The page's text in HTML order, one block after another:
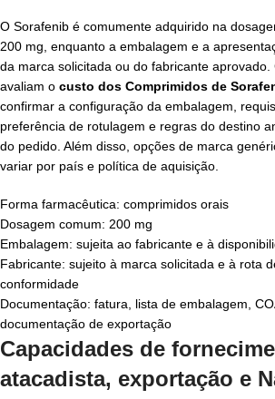
O Sorafenib é comumente adquirido na
200 mg, enquanto a embalagem e a
da marca solicitada ou do fabricante
avaliam o custo dos Comprimidos de
confirmar a configuração da embalagem,
preferência de rotulagem e regras do destino
do pedido. Além disso, opções de marca
variar por país e política de aquisição.
Forma farmacêutica: comprimidos orais
Dosagem comum: 200 mg
Embalagem: sujeita ao fabricante e à
Fabricante: sujeito à marca solicitada e à rota
conformidade
Documentação: fatura, lista de embalagem,
documentação de exportação
Capacidades de
atacadista, exportação e